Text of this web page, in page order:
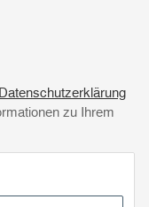
Datenschutzerklärung
zu Ihrem